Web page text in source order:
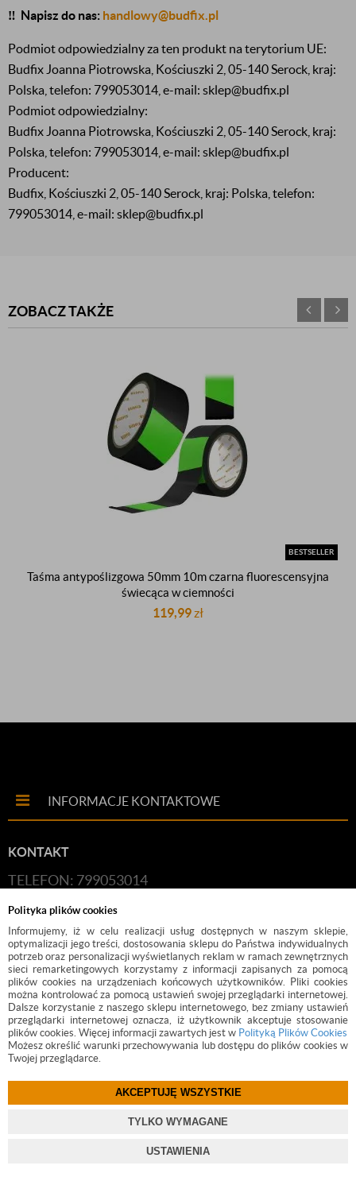
Polityka plików cookies
Informujemy, iż w celu realizacji usług dostępnych w naszym sklepie,
optymalizacji jego treści, dostosowania sklepu do Państwa indywidualnych
potrzeb oraz personalizacji wyświetlanych reklam w ramach zewnętrznych
sieci remarketingowych korzystamy z informacji zapisanych za pomocą
plików cookies na urządzeniach końcowych użytkowników. Pliki cookies
można kontrolować za pomocą ustawień swojej przeglądarki internetowej.
Dalsze korzystanie z naszego sklepu internetowego, bez zmiany ustawień
przeglądarki internetowej oznacza, iż użytkownik akceptuje stosowanie
plików cookies. Więcej informacji zawartych jest w Polityką Plików Cookies
Możesz określić warunki przechowywania lub dostępu do plików cookies w
Twojej przeglądarce.
AKCEPTUJĘ WSZYSTKIE
TYLKO WYMAGANE
USTAWIENIA
‼️ Napisz do nas: handlowy@budfix.pl
Podmiot odpowiedzialny za ten produkt na terytorium UE:
Budfix Joanna Piotrowska, Kościuszki 2, 05-140 Serock, kraj:
Polska, telefon: 799053014, e-mail: sklep@budfix.pl
Podmiot odpowiedzialny:
Budfix Joanna Piotrowska, Kościuszki 2, 05-140 Serock, kraj:
Polska, telefon: 799053014, e-mail: sklep@budfix.pl
Producent:
Budfix, Kościuszki 2, 05-140 Serock, kraj: Polska, telefon:
799053014, e-mail: sklep@budfix.pl
ZOBACZ TAKŻE
BESTSELLER
Taśma antypoślizgowa 50mm 10m czarna fluorescensyjna
świecąca w ciemności
119,99zł
INFORMACJE KONTAKTOWE
KONTAKT
TELEFON: 799053014
E-MAIL:HANDLOWY@BUDFIX.PL
GODZINY PRACY: 8:00-16:00 (PONIEDZIAŁEK-
PIĄTEK)
DANE FIRMY: BUDFIX JOANNA JÓŹWICKA, UL.
KOŚCIUSZKI 2, 05-140, SEROCK, NIP: 118-189-85-82